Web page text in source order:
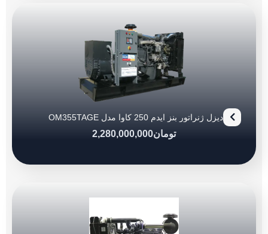
دیزل ژنراتور بنز ایدم 250 کاوا مدل OM355TAGE
تومان2,280,000,000